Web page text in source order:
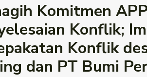
Komitmen
Konflik;
Konflik
dan PT Bumi